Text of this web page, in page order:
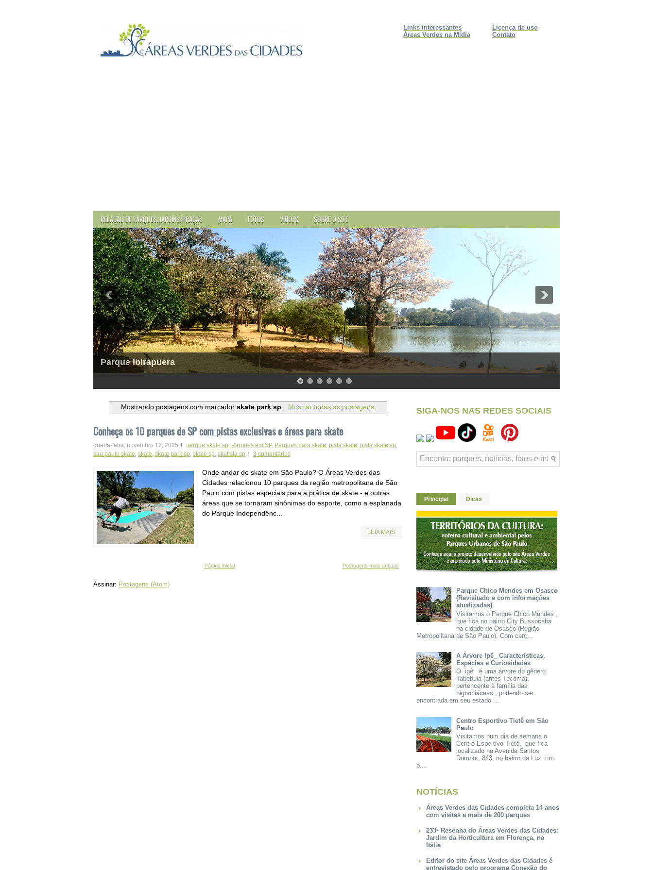
Licença de uso
Contato
Links interessantes
Áreas Verdes na Mídia
RELAÇÃO DE PARQUES/JARDINS/PRAÇAS MAPA FOTOS VÍDEOS SOBRE O SITE
Parque Ibirapuera
Mostrando postagens com marcadorskate park sp. Mostrar todas as postagens
Conheça os 10 parques de SP com pistas exclusivas e áreas para skate
quarta-feira, novembro 12, 2025 parque skate sp Parques em SP, Parques para skate pista skate pista skate sp
sao paulo skate skate skate park sp skate sp skatista sp 3 comentários
Onde andar de skate em São Paulo? O Áreas Verdes das
Cidades relacionou 10 parques da região metropolitana de São
Paulo com pistas especiais para a prática de skate - e outras
áreas que se tornaram sinônimas do esporte, como a esplanada
do Parque Independênc...
LEIA MAIS
Postagens mais antigas
Página inicial
Assinar: Postagens (Atom)
SIGA-NOS NAS REDES SOCIAIS
Principal Dicas
Parque Chico Mendes em Osasco
(Revisitado e com informações
atualizadas)
Visitamos o Parque Chico Mendes ,
que fica no bairro City Bussocaba
na cidade de Osasco (Região
Metropolitana de São Paulo). Com cerc...
A Árvore Ipê_ Características,
Espécies e Curiosidades
O ipê é uma árvore do gênero
Tabebuia (antes Tecoma),
pertencente à família das
bignoniáceas , podendo ser
encontrada em seu estado ...
Centro Esportivo Tietê em São
Paulo
Visitamos num dia de semana o
Centro Esportivo Tietê, que fica
localizado na Avenida Santos
Dumont, 843, no bairro da Luz, um
p...
NOTÍCIAS
Áreas Verdes das Cidades completa 14 anos
com visitas a mais de 200 parques
233ª Resenha do Áreas Verdes das Cidades:
Jardim da Horticultura em Florença, na
Itália
Editor do site Áreas Verdes das Cidades é
entrevistado pelo programa Conexão do